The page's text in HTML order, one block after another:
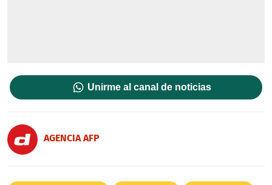
Unirme al canal de noticias
AGENCIA AFP